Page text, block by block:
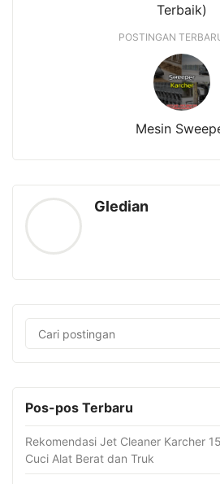
Terbaik)
POSTINGAN
Mesin
Gledian
Pos-pos Terbaru
Rekomendasi Jet Cleaner Karcher
Cuci Alat Berat dan Truk